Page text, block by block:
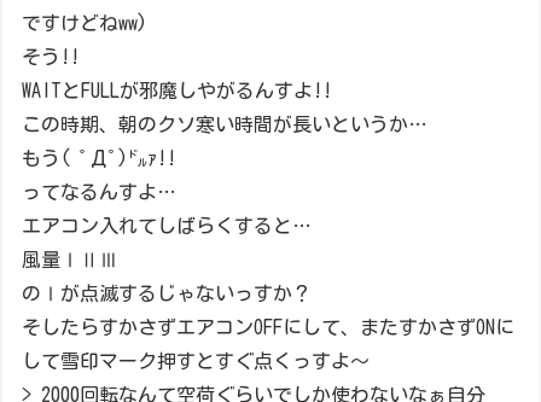
ですけどねww)
そう!!
WAITとFULLが邪魔しやがるんすよ!!
この時期、朝のクソ寒い時間が長いというか…
もう( ﾟДﾟ)㌦ｧ!!
ってなるんすよ…
エアコン入れてしばらくすると…
風量ⅠⅡⅢ
のⅠが点滅するじゃないっすか？
そしたらすかさずエアコンOFFにして、またすかさずONに
して雪印マーク押すとすぐ点くっすよ～
> 2000回転なんて空荷ぐらいでしか使わないなぁ自分